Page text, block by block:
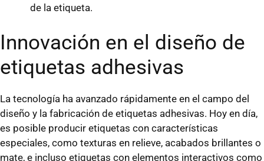
de la etiqueta.
Innovación en el diseño de
etiquetas adhesivas
La tecnología ha avanzado rápidamente en el campo del
diseño y la fabricación de etiquetas adhesivas. Hoy en día,
es posible producir etiquetas con características
especiales, como texturas en relieve, acabados brillantes o
mate, e incluso etiquetas con elementos interactivos como